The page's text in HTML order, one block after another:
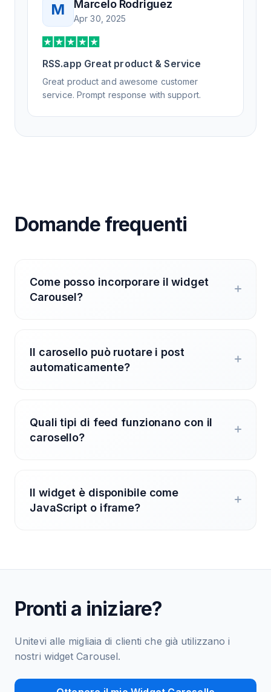
M Marcelo Rodriguez
Apr 30, 2025
RSS.app Great product & Service
Great product and awesome customer
service. Prompt response with support.
Domande frequenti
Come posso incorporare il widget
Carousel?
Il carosello può ruotare i post
automaticamente?
Quali tipi di feed funzionano con il
carosello?
Il widget è disponibile come
JavaScript o iframe?
Pronti a iniziare?
Unitevi alle migliaia di clienti che già utilizzano i
nostri widget Carousel.